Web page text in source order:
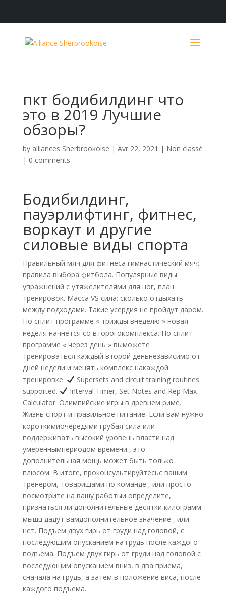
пкт бодибилдинг что
это в 2019 Лучшие
обзоры?
by alliances Sherbrookoise | Avr 22, 2021 | Non classé
| 0 comments
Бодибилдинг,
пауэрлифтинг, фитнес,
воркаут и другие
силовые виды спорта
Правильный мяч для фитнеса гимнастический мяч:
правила выбора фитбола. Популярные виды
упражнений с утяжелителями для ног, план
тренировок. Масса VS сила: сколько отдыхать
между подходами. Такие усердия не пройдут даром.
По сплит программе « трижды внеделю » новая
неделя начнется со второгокомплекса. По сплит
программе « через день » выможете
тренироваться каждый второй деньнезависимо от
дней недели и менять комплекс накаждой
тренировке.
Supersets and circuit training routines
supported.
Interval Timer, Set Notes and Rep Max
Calculator. Олимпийские игры в древнем риме.
Жизнь спорт и правильное питание. Если вам нужно
короткимиочередями грубая сила или
поддерживать высокий уровень власти над
умереннымпериодом времени , это
дополнительная мощь может быть только
плюсом. В итоге, проконсультируйтесьс вашим
тренером, товарищами по команде , или просто
посмотрите на вашу работыи определите,
признаться ли дополнительные десятки килограмм
мышц дадут вамдополнительное значение , или
нет. Подъем двух гирь от груди над головой, с
последующим опусканием на грудь после каждого
подъема. Подъем двух гирь от груди над головой с
последующим опусканием вниз, в два приема,
сначала на грудь, а затем в положение виса, после
каждого подъема.